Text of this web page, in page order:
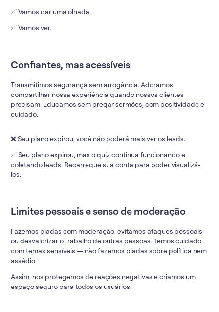
✅ Vamos dar uma olhada.
✅ Vamos ver.
Confiantes, mas acessíveis
Transmitimos segurança sem arrogância. Adoramos
compartilhar nossa experiência quando nossos clientes
precisam. Educamos sem pregar sermões, com positividade e
cuidado.
❌ Seu plano expirou, você não poderá mais ver os leads.
✅ Seu plano expirou, mas o quiz continua funcionando e
coletando leads. Recarregue sua conta para poder visualizá-
los.
Limites pessoais e senso de moderação
Fazemos piadas com moderação: evitamos ataques pessoais
ou desvalorizar o trabalho de outras pessoas. Temos cuidado
com temas sensíveis — não fazemos piadas sobre política nem
assédio.
Assim, nos protegemos de reações negativas e criamos um
espaço seguro para todos os usuários.